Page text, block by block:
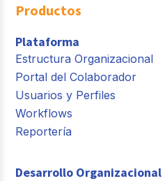
Productos
Plataforma
Estructura Organizacional
Portal del Colaborador
Usuarios y Perfiles
Workflows
Reportería
Desarrollo Organizacional